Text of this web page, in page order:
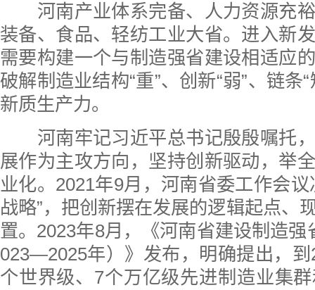
河南产业体系完备、人力资源充裕
装备、食品、轻纺工业大省。进入新
需要构建一个与制造强省建设相适应
破解制造业结构“重”、创新“弱”、链条
新质生产力。
河南牢记习近平总书记殷殷嘱托，
展作为主攻方向，坚持创新驱动，举
业化。2021年9月，河南省委工作会
战略”，把创新摆在发展的逻辑起点、
置。2023年8月，《河南省建设制造
023—2025年）》发布，明确提出，
个世界级、7个万亿级先进制造业集